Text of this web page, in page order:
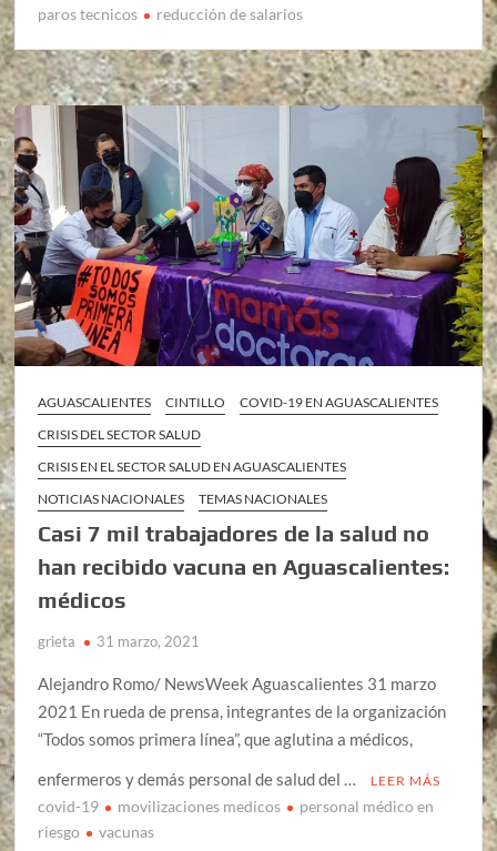
paros tecnicos
reducción de salarios
AGUASCALIENTES CINTILLO
COVID-19 EN AGUASCALIENTES
CRISIS DEL SECTOR SALUD
CRISIS EN EL SECTOR SALUD EN AGUASCALIENTES
NOTICIAS NACIONALES
TEMAS NACIONALES
Casi 7 mil trabajadores de la salud no
han recibido vacuna en Aguascalientes:
médicos
grieta 31 marzo, 2021
Alejandro Romo/ NewsWeek Aguascalientes 31 marzo
2021 En rueda de prensa, integrantes de la organización
“Todos somos primera línea”, que aglutina a médicos,
enfermeros y demás personal de salud del …
LEER MÁS
covid-19 movilizaciones medicos
personal médico en
riesgo
vacunas